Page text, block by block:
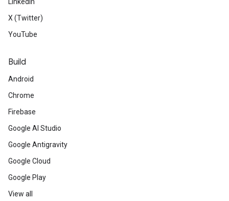
X (Twitter)
YouTube
Build
Android
Chrome
Firebase
Google AI Studio
Google Antigravity
Google Cloud
Google Play
View all